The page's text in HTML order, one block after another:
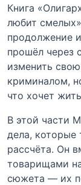
Книга
любит
продолжение
прошёл через
изменить
криминалом,
что хочет
В этой части
дела, которые
рассчёта. Он
товарищами
сюжета — их